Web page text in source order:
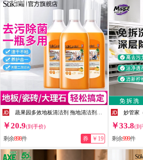
￥20.9(到手价)
剩余898件 券 ￥19
￥33.8(到
剩余999件